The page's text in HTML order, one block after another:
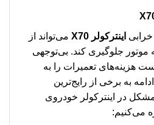
اینترکولر X70
می‌تواند از
جلوگیری کند. بی‌توجهی
هزینه‌های تعمیرات را به
به برخی از رایج‌ترین
در اینترکولر خودروی